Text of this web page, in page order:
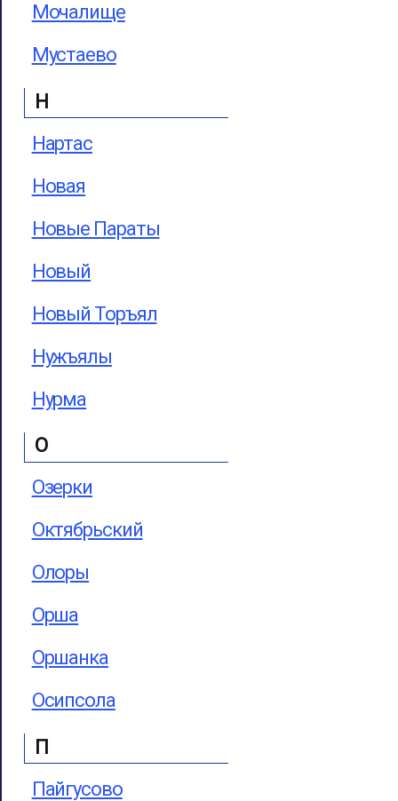
Мочалище
Мустаево
Н
Нартас
Новая
Новые Параты
Новый
Новый Торъял
Нужъялы
Нурма
О
Озерки
Октябрьский
Олоры
Орша
Оршанка
Осипсола
П
Пайгусово